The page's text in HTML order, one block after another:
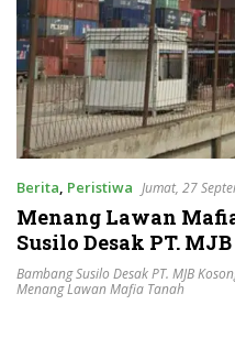
Berita, Peristiwa Jumat, 27
Menang Lawan
Susilo Desak PT.
Miliknya yang
Bambang Susilo Desak PT. MJB
Menang Lawan Mafia Tanah